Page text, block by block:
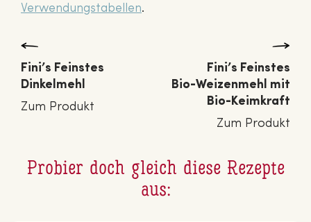
Verwendungstabellen.
Fini’s Feinstes
Din­kel­mehl
Zum Produkt
Fini’s Feinstes
Bio-Wei­zen­mehl mit
Bio-Keimkraft
Zum Produkt
Probier doch gleich diese Rezepte
aus: